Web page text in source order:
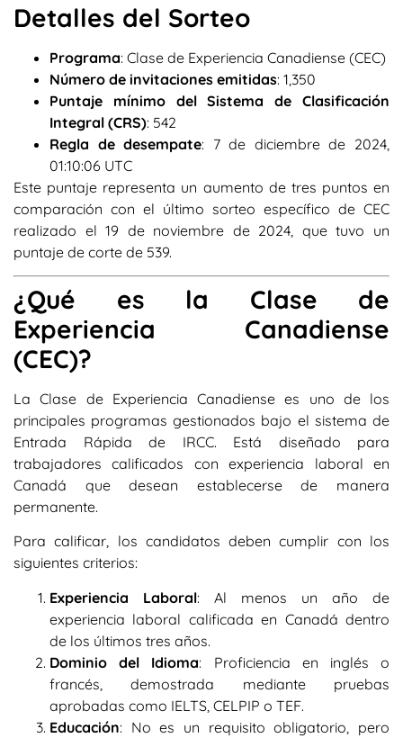
Detalles del Sorteo
Programa: Clase de Experiencia Canadiense (CEC)
Número de invitaciones emitidas: 1,350
Puntaje mínimo del Sistema de Clasificación
Integral (CRS): 542
Regla de desempate: 7 de diciembre de 2024,
01:10:06 UTC
Este puntaje representa un aumento de tres puntos en
comparación con el último sorteo específico de CEC
realizado el 19 de noviembre de 2024, que tuvo un
puntaje de corte de 539.
¿Qué es la Clase de
Experiencia Canadiense
(CEC)?
La Clase de Experiencia Canadiense es uno de los
principales programas gestionados bajo el sistema de
Entrada Rápida de IRCC. Está diseñado para
trabajadores calificados con experiencia laboral en
Canadá que desean establecerse de manera
permanente.
Para calificar, los candidatos deben cumplir con los
siguientes criterios:
Experiencia Laboral: Al menos un año de
experiencia laboral calificada en Canadá dentro
de los últimos tres años.
Dominio del Idioma: Proficiencia en inglés o
francés, demostrada mediante pruebas
aprobadas como IELTS, CELPIP o TEF.
Educación: No es un requisito obligatorio, pero